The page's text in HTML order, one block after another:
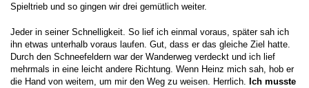
Spieltrieb und so gingen wir drei gemütlich weiter.
Jeder in seiner Schnelligkeit. So lief ich einmal voraus, später sah ich
ihn etwas unterhalb voraus laufen. Gut, dass er das gleiche Ziel hatte.
Durch den Schneefeldern war der Wanderweg verdeckt und ich lief
mehrmals in eine leicht andere Richtung. Wenn Heinz mich sah, hob er
die Hand von weitem, um mir den Weg zu weisen. Herrlich. Ich musste